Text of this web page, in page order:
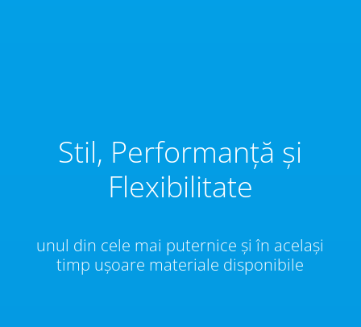
Stil, Performanță și
Flexibilitate
unul din cele mai puternice și în același
timp ușoare materiale disponibile